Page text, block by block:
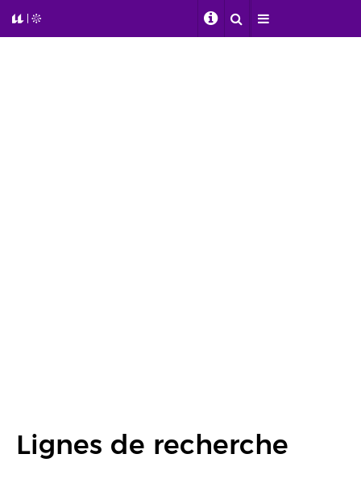
Lignes de recherche